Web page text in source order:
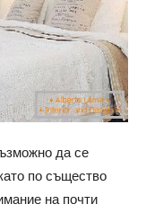
да се
по същество
на почти